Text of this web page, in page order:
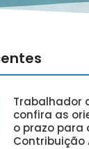
Trabalhador
confira as
o prazo para
Contribuição